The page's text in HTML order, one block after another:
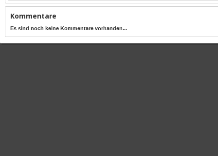
Kommentare
Es sind noch keine Kommentare vorhanden...